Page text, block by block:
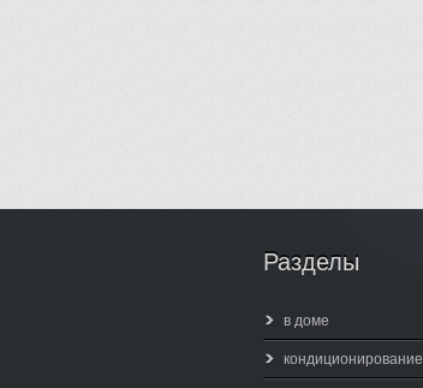
Разделы
в доме
кондиционирование